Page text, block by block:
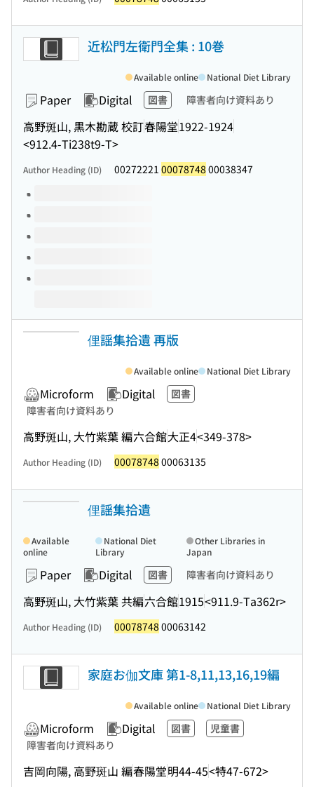
近松門左衛門全集 : 10巻
Paper Digital 図書 障害者向け資料あり
高野斑山, 黒木勘蔵 校訂春陽堂1922-1924
<912.4-Ti238t9-T>
Available online National Diet Library
Author Heading (ID) 00272221 00078748 00038347
Volumes of this title
俚謡集拾遺 再版
Microform Digital
図書
障害者向け資料あり
高野斑山, 大竹紫葉 編六合館大正4<349-378>
Available online National Diet Library
Author Heading (ID) 00078748 00063135
俚謡集拾遺
Paper Digital 図書 障害者向け資料あり
高野斑山, 大竹紫葉 共編六合館1915<911.9-Ta362r>
Available
online
National Diet
Library
Other Libraries in
Japan
Author Heading (ID) 00078748 00063142
家庭お伽文庫 第1-8,11,13,16,19編
Microform Digital 図書
児童書
障害者向け資料あり
吉岡向陽, 高野斑山 編春陽堂明44-45<特47-672>
Available online National Diet Library